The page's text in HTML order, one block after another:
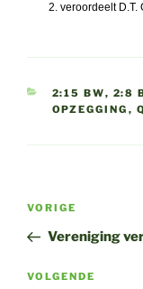
2. veroordeelt D.T.
2:15 BW, 2:8
OPZEGGING ,
Bericht
Vorig
bericht
VORIGE
Vereniging
Volgend
VOLGENDE